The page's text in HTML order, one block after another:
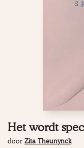
Het wordt
door Zita Theunynck